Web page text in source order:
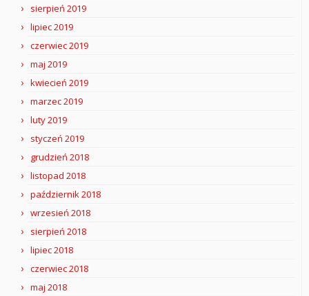
sierpień 2019
lipiec 2019
czerwiec 2019
maj 2019
kwiecień 2019
marzec 2019
luty 2019
styczeń 2019
grudzień 2018
listopad 2018
październik 2018
wrzesień 2018
sierpień 2018
lipiec 2018
czerwiec 2018
maj 2018